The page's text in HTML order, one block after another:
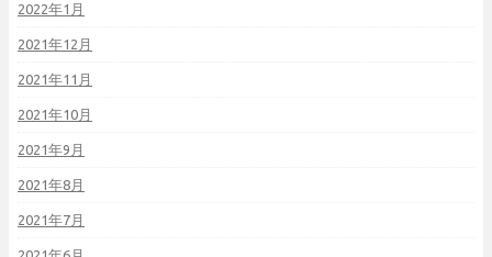
2022年1月
2021年12月
2021年11月
2021年10月
2021年9月
2021年8月
2021年7月